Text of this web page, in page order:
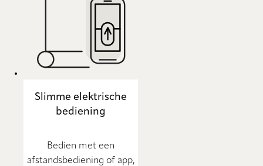
Slimme elektrische
bediening
Bedien met een
afstandsbediening of app,